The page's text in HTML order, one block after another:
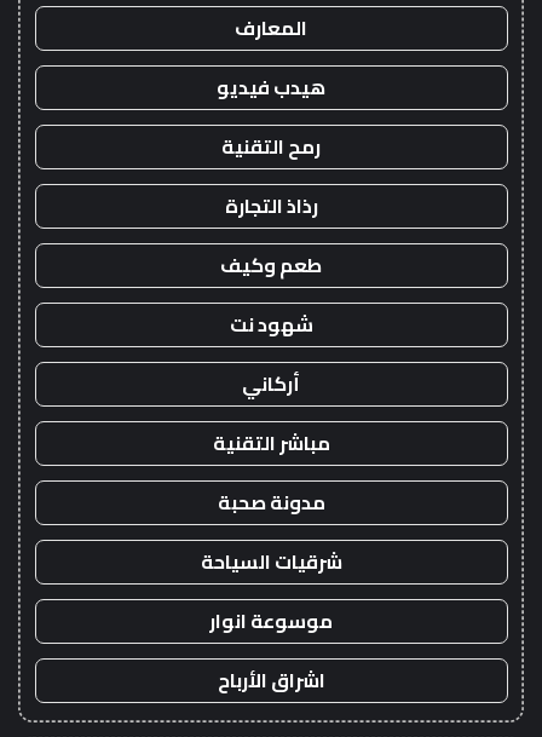
المعارف
هيدب فيديو
رمح التقنية
رذاذ التجارة
طعم وكيف
شهود نت
أركاني
مباشر التقنية
مدونة صحبة
شرقيات السياحة
موسوعة انوار
اشراق الأرباح